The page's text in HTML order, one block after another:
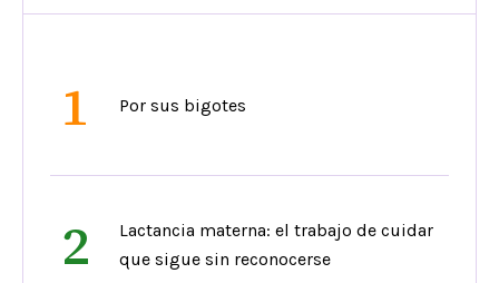
1 Por sus bigotes
2
Lactancia materna: el trabajo de cuidar
que sigue sin reconocerse